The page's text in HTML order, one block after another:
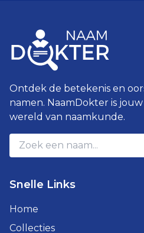
Ontdek de betekenis en
namen. NaamDokter is
wereld van naamkunde.
Snelle Links
Home
Collecties